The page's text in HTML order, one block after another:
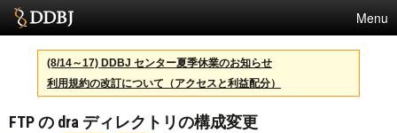
Menu
サービス
スパコン
統計
(8/14～17) DDBJ センター夏季休業のお知らせ
利用規約の改訂について（アクセスと利益配分）
FTP の dra ディレクトリの構成変更